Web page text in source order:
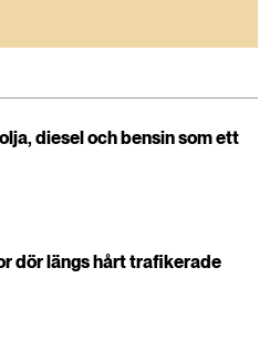
diesel och bensin som ett
dör längs hårt trafikerade